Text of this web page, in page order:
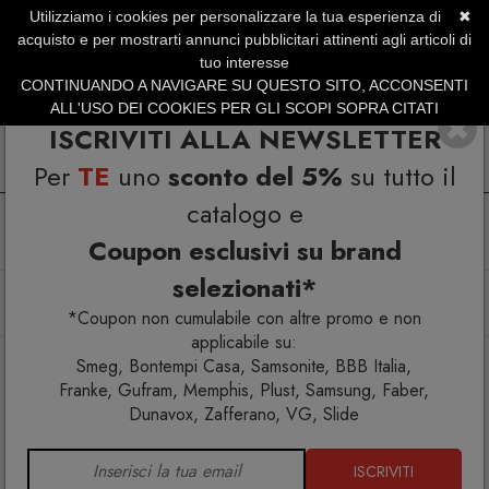
ISCRIVITI ALLA NEWSLETTER
Per TE uno sconto del 5% su tutto il
catalogo e
Coupon esclusivi su brand
selezionati*
*Coupon non cumulabile con altre promo e non
applicabile su:
Smeg, Bontempi Casa, Samsonite, BBB Italia,
Franke, Gufram, Memphis, Plust, Samsung, Faber,
Dunavox, Zafferano, VG, Slide
ISCRIVITI
SERVIZIO CLIENTI +39.0773.470.562
SUMMER SALES | Fino al 31 Agosto
Arredo interno
Gufram Pratone Infinito Seduta
✖
Utilizziamo i cookies per personalizzare la tua esperienza di
acquisto e per mostrarti annunci pubblicitari attinenti agli articoli di
tuo interesse
CONTINUANDO A NAVIGARE SU QUESTO SITO, ACCONSENTI
ALL'USO DEI COOKIES PER GLI SCOPI SOPRA CITATI